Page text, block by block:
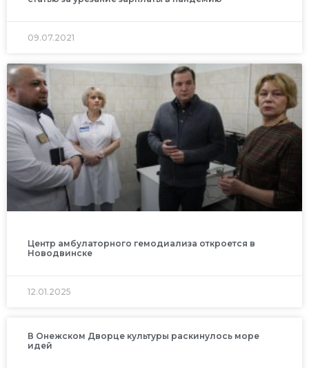
09.07.2021
Центр амбулаторного гемодиализа откроется в
Новодвинске
12.01.2025
В Онежском Дворце культуры раскинулось море
идей